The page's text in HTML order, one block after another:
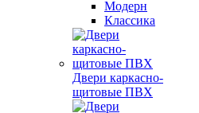
Модерн
Классика
Двери каркасно-
щитовые ПВХ